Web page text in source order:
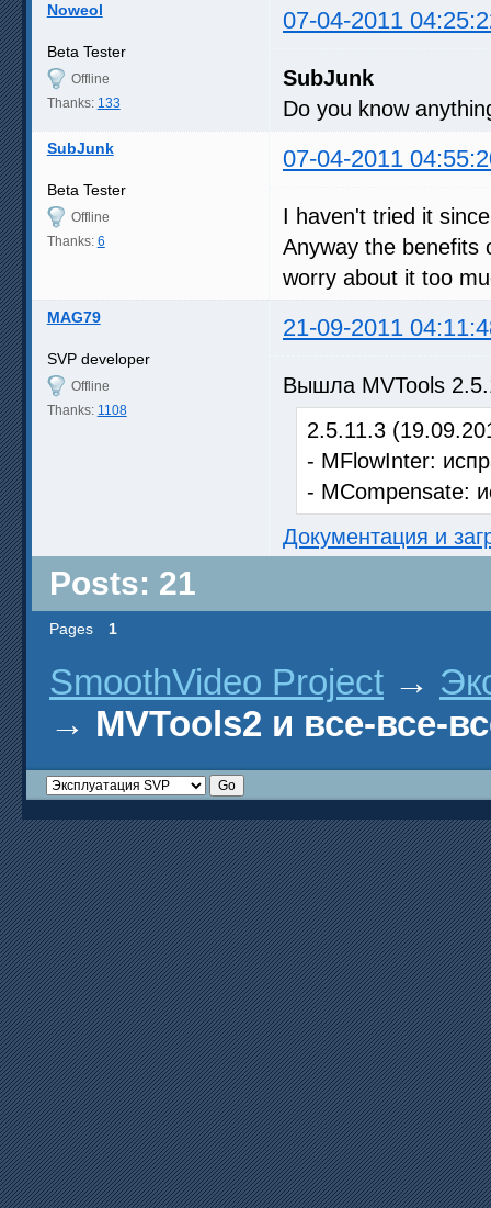
Noweol 07-04-2011
Beta Tester
Offline
Thanks: 133
SubJunk
Do you know
SubJunk 07-04-2011
Beta Tester
Offline
Thanks: 6
I haven't tried it
Anyway the benefits
worry about it too
MAG79 21-09-2011
SVP developer
Offline
Thanks: 1108
Вышла MVTools
2.5.11.3
- MFlowInter:
- MCompensate:
Документация и
Posts: 21
Pages 1
SmoothVideo Project →
→ MVTools2 и все-все-